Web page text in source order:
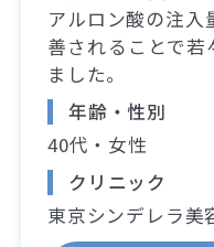
アルロン酸の注入
善されることで
ました。
年齢・性別
40代・女性
クリニック
東京シンデレラ美